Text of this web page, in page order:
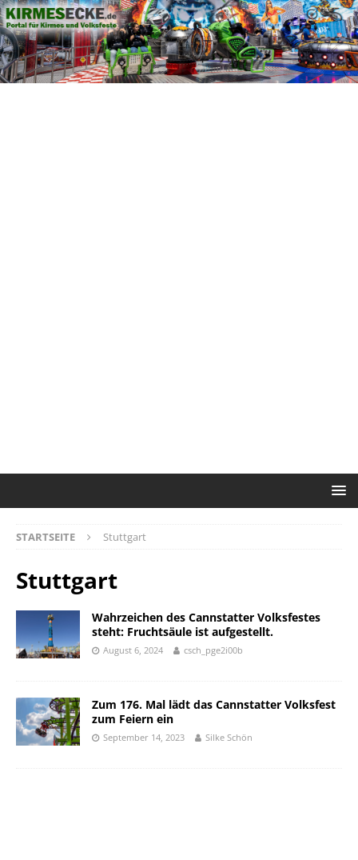
STARTSEITE Stuttgart
Stuttgart
Wahrzeichen des Cannstatter Volksfestes
steht: Fruchtsäule ist aufgestellt.
August 6, 2024 csch_pge2i00b
Zum 176. Mal lädt das Cannstatter Volksfest
zum Feiern ein
September 14, 2023 Silke Schön